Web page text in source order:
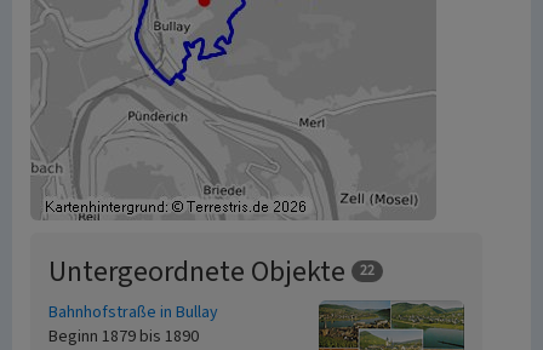
Untergeordnete Objekte 22
Bahnhofstraße in Bullay
Beginn 1879 bis 1890